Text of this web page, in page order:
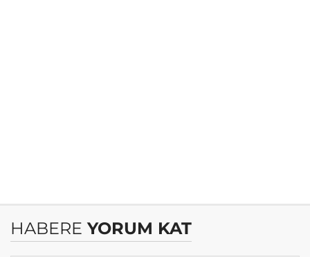
HABERE YORUM KAT